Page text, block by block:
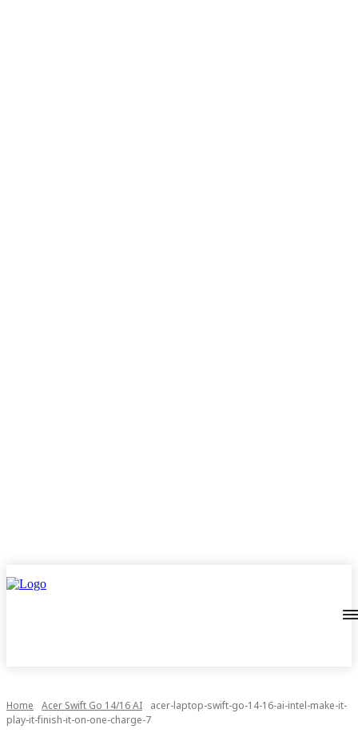
Home Acer Swift Go 14/16 AI
acer-laptop-swift-go-14-16-ai-intel-make-it-
play-it-finish-it-on-one-charge-7